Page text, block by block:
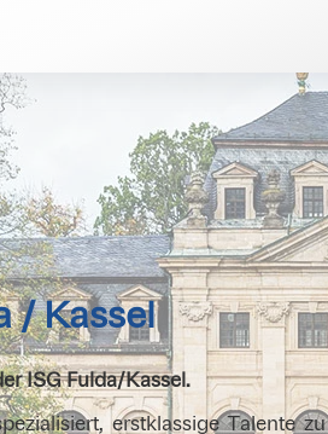
/ Kassel
ISG Fulda/Kassel.
erstklassige Talente zu